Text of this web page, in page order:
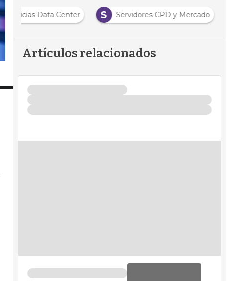
Noticias Data Center S Servidores CPD y Mercado
Artículos relacionados